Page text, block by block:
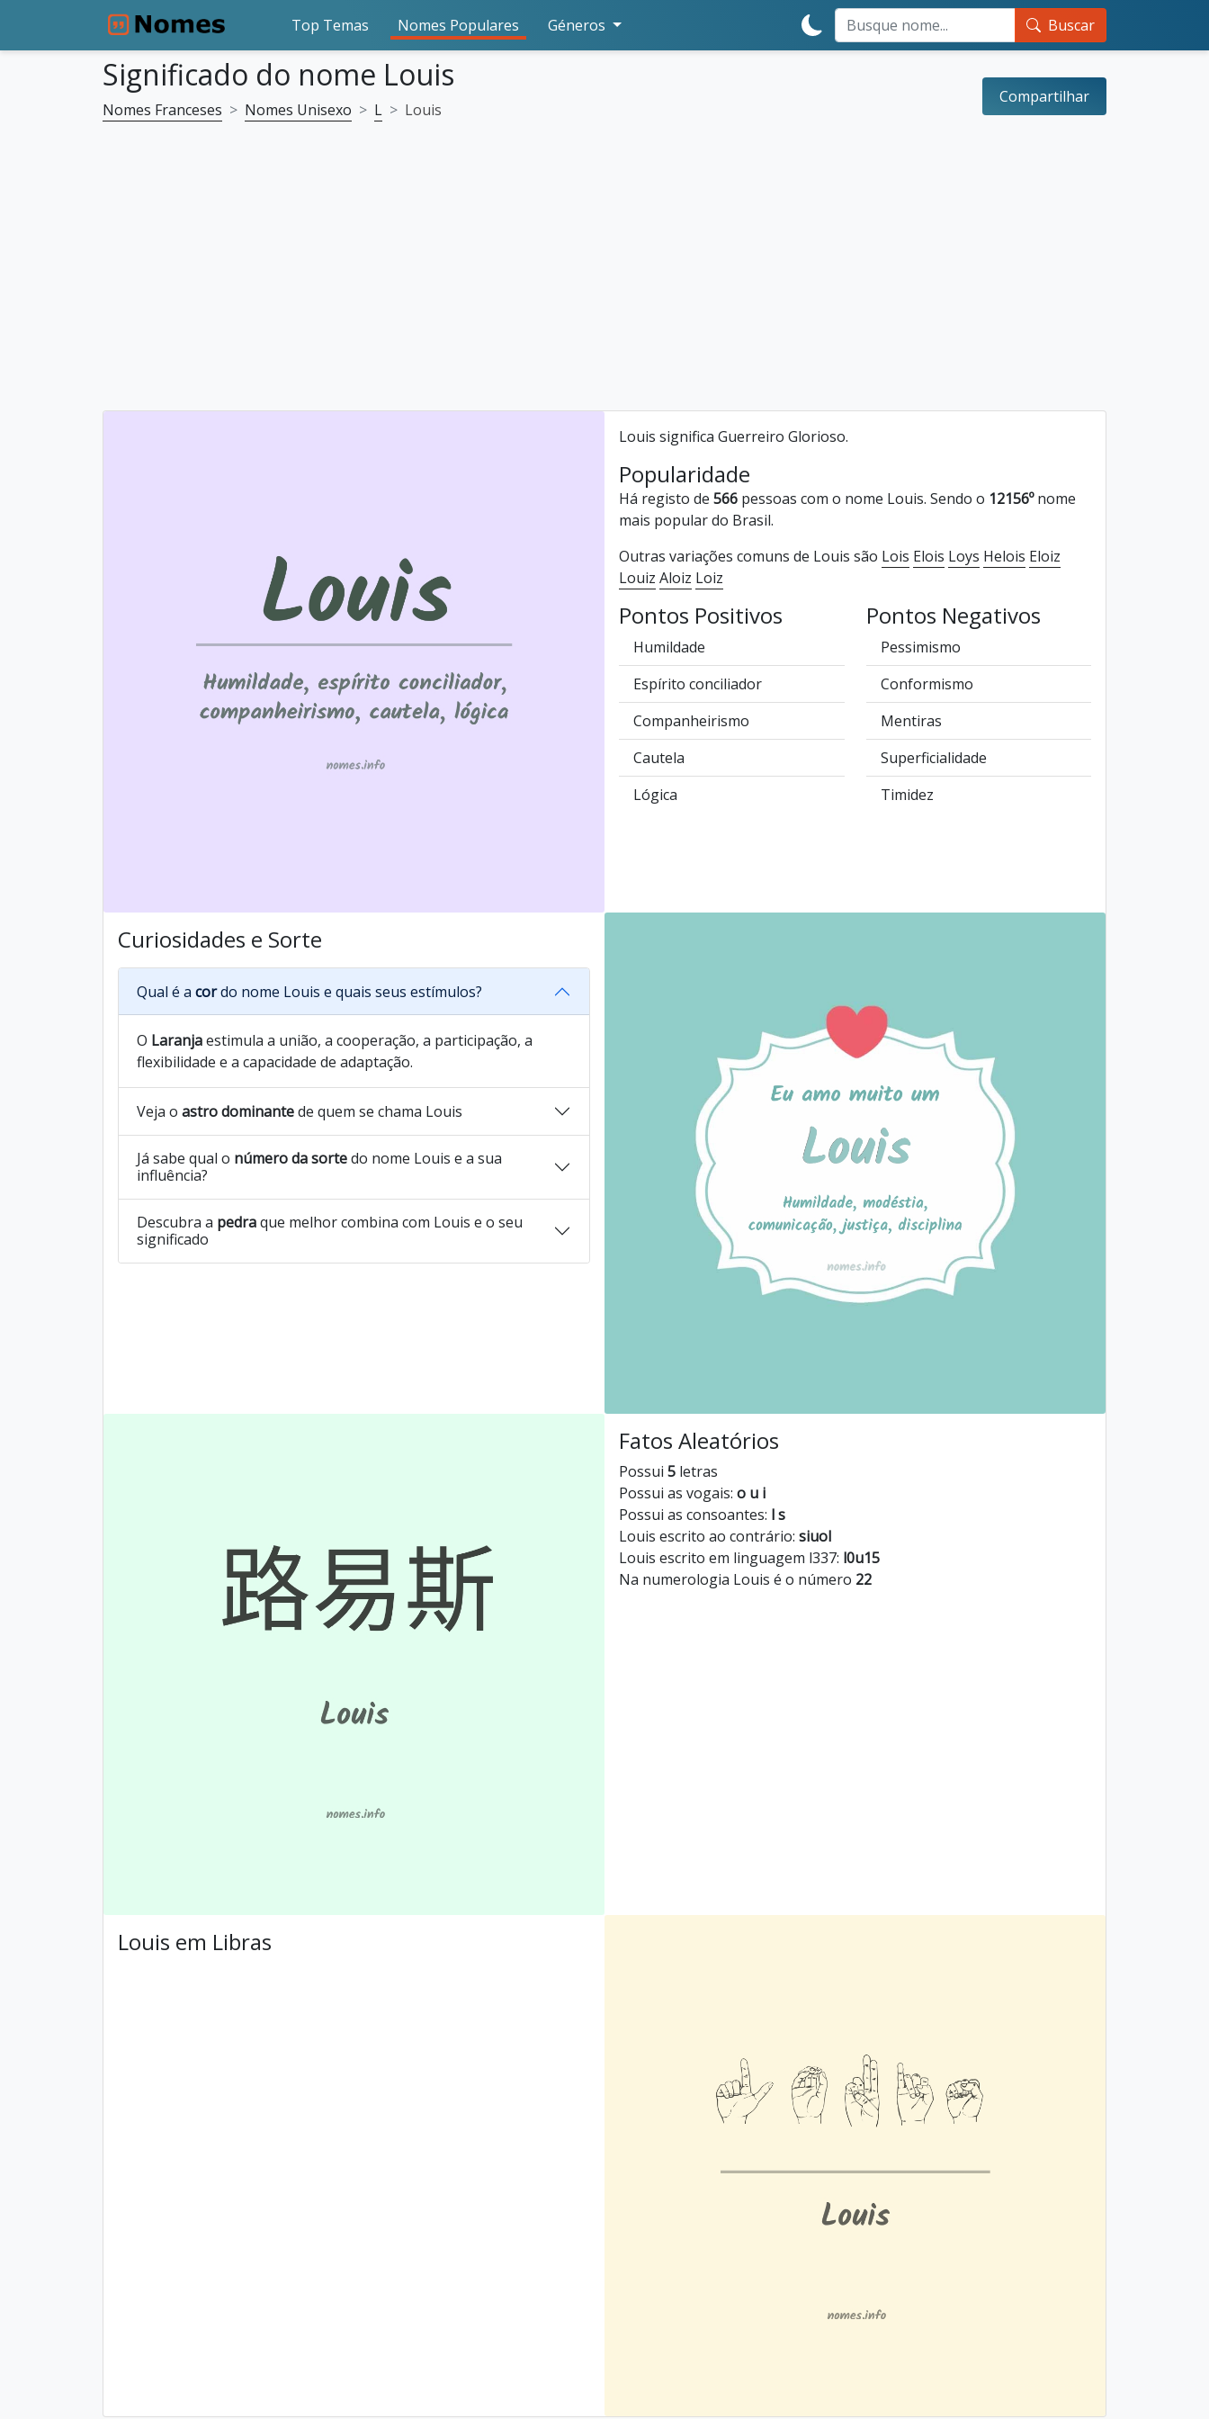
Top Temas Nomes Populares Géneros Buscar
Significado do nome Louis
Nomes Franceses Nomes Unisexo L Louis
Compartilhar
Louis significa Guerreiro Glorioso.
Popularidade
Há registo de 566 pessoas com o nome Louis. Sendo o 12156ºnome
mais popular do Brasil.
Outras variações comuns de Louis são Lois Elois Loys Helois Eloiz
Louiz Aloiz Loiz
Pontos Positivos
Humildade
Espírito conciliador
Companheirismo
Cautela
Lógica
Pontos Negativos
Pessimismo
Conformismo
Mentiras
Superficialidade
Timidez
Curiosidades e Sorte
Qual é a cordo nome Louis e quais seus estímulos?
O Laranjaestimula a união, a cooperação, a participação, a
flexibilidade e a capacidade de adaptação.
Veja o astro dominantede quem se chama Louis
Já sabe qual o número da sortedo nome Louis e a sua
influência?
Descubra a pedraque melhor combina com Louis e o seu
significado
Fatos Aleatórios
Possui 5 letras
Possui as vogais: o u i
Possui as consoantes: l s
Louis escrito ao contrário: siuol
Louis escrito em linguagem l337: l0u15
Na numerologia Louis é o número 22
Louis em Libras